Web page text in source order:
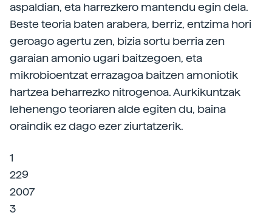
aspaldian, eta harrezkero mantendu egin dela.
Beste teoria baten arabera, berriz, entzima hori
geroago agertu zen, bizia sortu berria zen
garaian amonio ugari baitzegoen, eta
mikrobioentzat errazagoa baitzen amoniotik
hartzea beharrezko nitrogenoa. Aurkikuntzak
lehenengo teoriaren alde egiten du, baina
oraindik ez dago ezer ziurtatzerik.
1
229
2007
3